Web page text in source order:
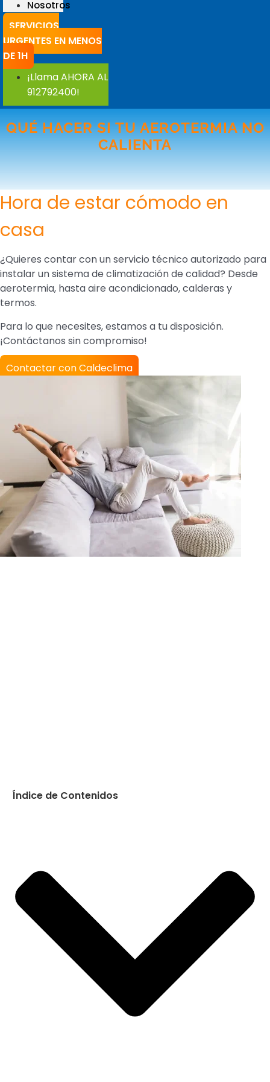
Nosotros
SERVICIOS
URGENTES EN MENOS
DE 1H
¡Llama AHORA AL
912792400!
QUÉ HACER SI TU AEROTERMIA NO
CALIENTA
Hora de estar cómodo en
casa
¿Quieres contar con un servicio técnico autorizado para
instalar un sistema de climatización de calidad? Desde
aerotermia, hasta aire acondicionado, calderas y
termos.
Para lo que necesites, estamos a tu disposición.
¡Contáctanos sin compromiso!
Contactar con Caldeclima
Índice de Contenidos